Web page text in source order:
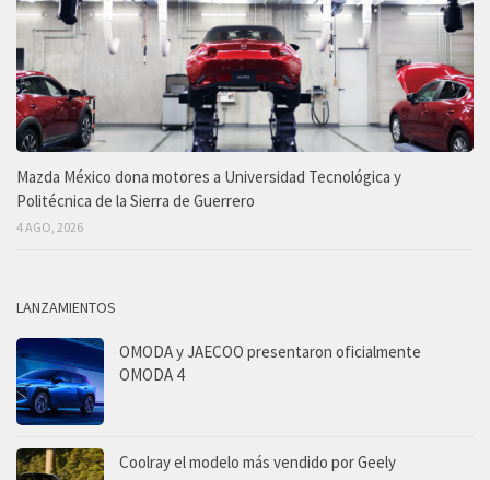
Mazda México dona motores a Universidad Tecnológica y
Politécnica de la Sierra de Guerrero
4 AGO, 2026
LANZAMIENTOS
OMODA y JAECOO presentaron oficialmente
OMODA 4
Coolray el modelo más vendido por Geely